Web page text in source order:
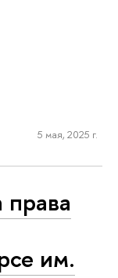
5 мая, 2025 г.
права
им.